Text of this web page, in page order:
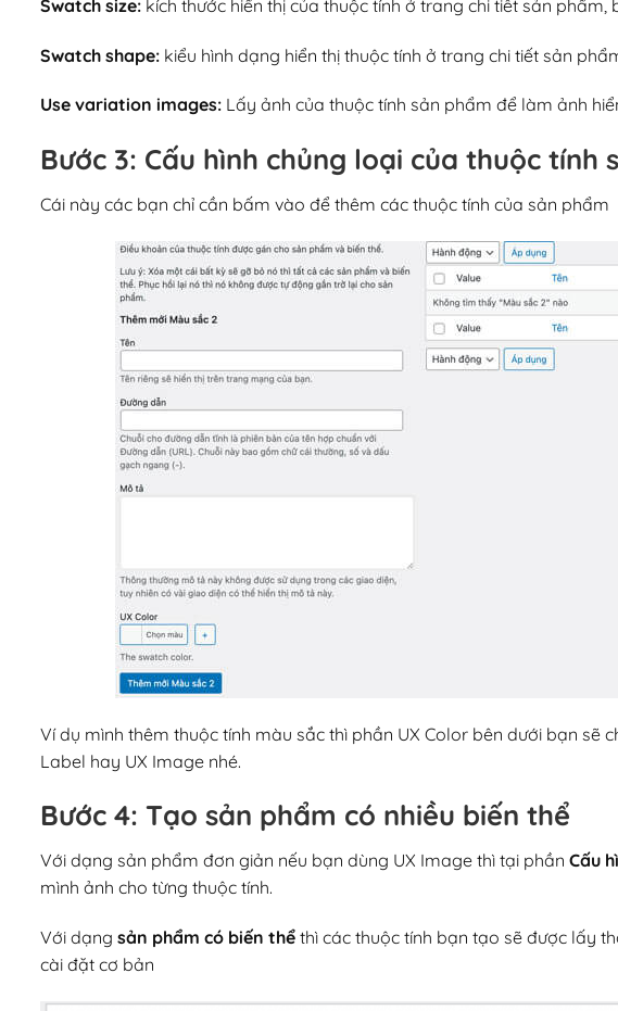
Swatch size: kích thước hiển thị của thuộc tính ở trang chi tiết sản phẩm,
Swatch shape: kiểu hình dạng hiển thị thuộc tính ở trang chi tiết sản
Use variation images: Lấy ảnh của thuộc tính sản phẩm để làm ảnh
Bước 3: Cấu hình chủng loại của thuộc tính
Cái này các bạn chỉ cần bấm vào để thêm các thuộc tính của sản phẩm
Ví dụ mình thêm thuộc tính màu sắc thì phần UX Color bên dưới bạn sẽ
Label hay UX Image nhé.
Bước 4: Tạo sản phẩm có nhiều biến thể
Với dạng sản phẩm đơn giản nếu bạn dùng UX Image thì tại phần Cấu
mình ảnh cho từng thuộc tính.
Với dạng sản phẩm có biến thể thì các thuộc tính bạn tạo sẽ được lấy
cài đặt cơ bản